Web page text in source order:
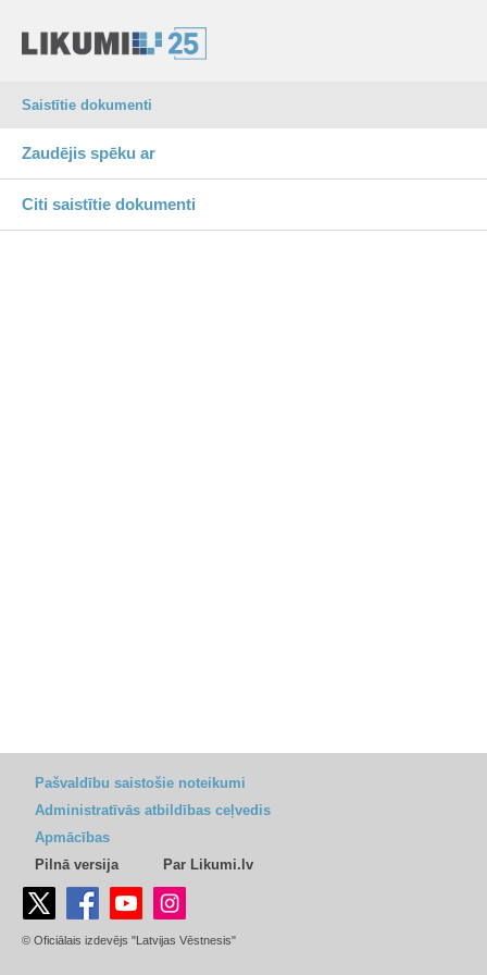
Saistītie dokumenti
Zaudējis spēku ar
Citi saistītie dokumenti
Pašvaldību saistošie noteikumi
Administratīvās atbildības ceļvedis
Apmācības
Pilnā versija
Par Likumi.lv
© Oficiālais izdevējs "Latvijas Vēstnesis"